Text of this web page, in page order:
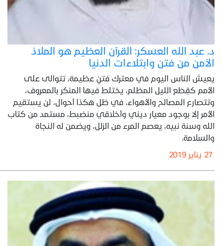
د. عبد الله العسكر: القرآن العظيم هو الملاذ
الآمن من فتن وابتلاءات الدنيا
يعيش الناس اليوم في معترك فتنٍ عظيمة، تتوالى على
الأمم كقِطَع الليل المظلم، يختلط فيها المنكر بالمعروف،
وتتصارع المصالح والأهواء، في ظل هكذا أحوال، لن يستقيم
الأمر إلا بوجود معيار ديني وأخلاقي منضبط، مستمد من كتاب
الله وسنة نبيه، يعصم المرء من الزلل، ويضمن له النجاة
والسلامة.